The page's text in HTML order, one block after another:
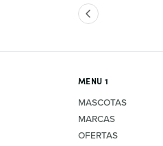
MENU 1
MASCOTAS
MARCAS
OFERTAS